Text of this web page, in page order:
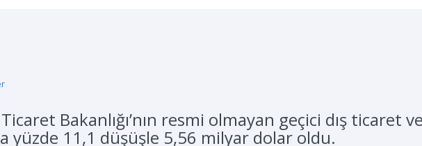
Bakanlığı’nın resmi olmayan geçici dış ticaret
yüzde 11,1 düşüşle 5,56 milyar dolar oldu.